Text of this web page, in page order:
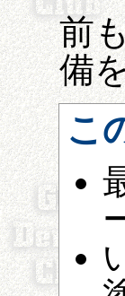
前
備
こ